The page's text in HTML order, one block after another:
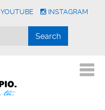
YOUTUBE INSTAGRAM